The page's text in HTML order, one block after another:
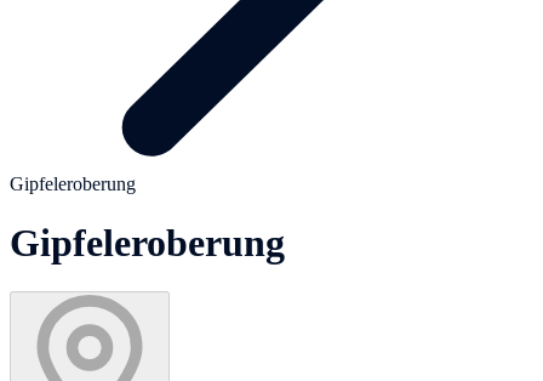
Gipfeleroberung
Gipfeleroberung